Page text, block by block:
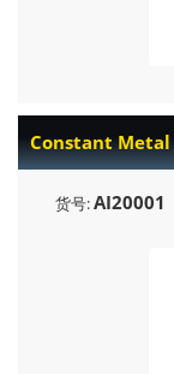
Constant Metal
货号:AI20001